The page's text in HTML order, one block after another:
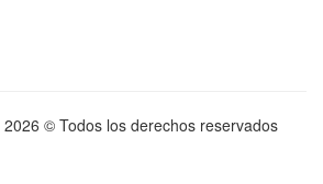
2026 © Todos los derechos reservados